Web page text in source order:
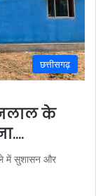
छत्तीसगढ़
के
में सुशासन और